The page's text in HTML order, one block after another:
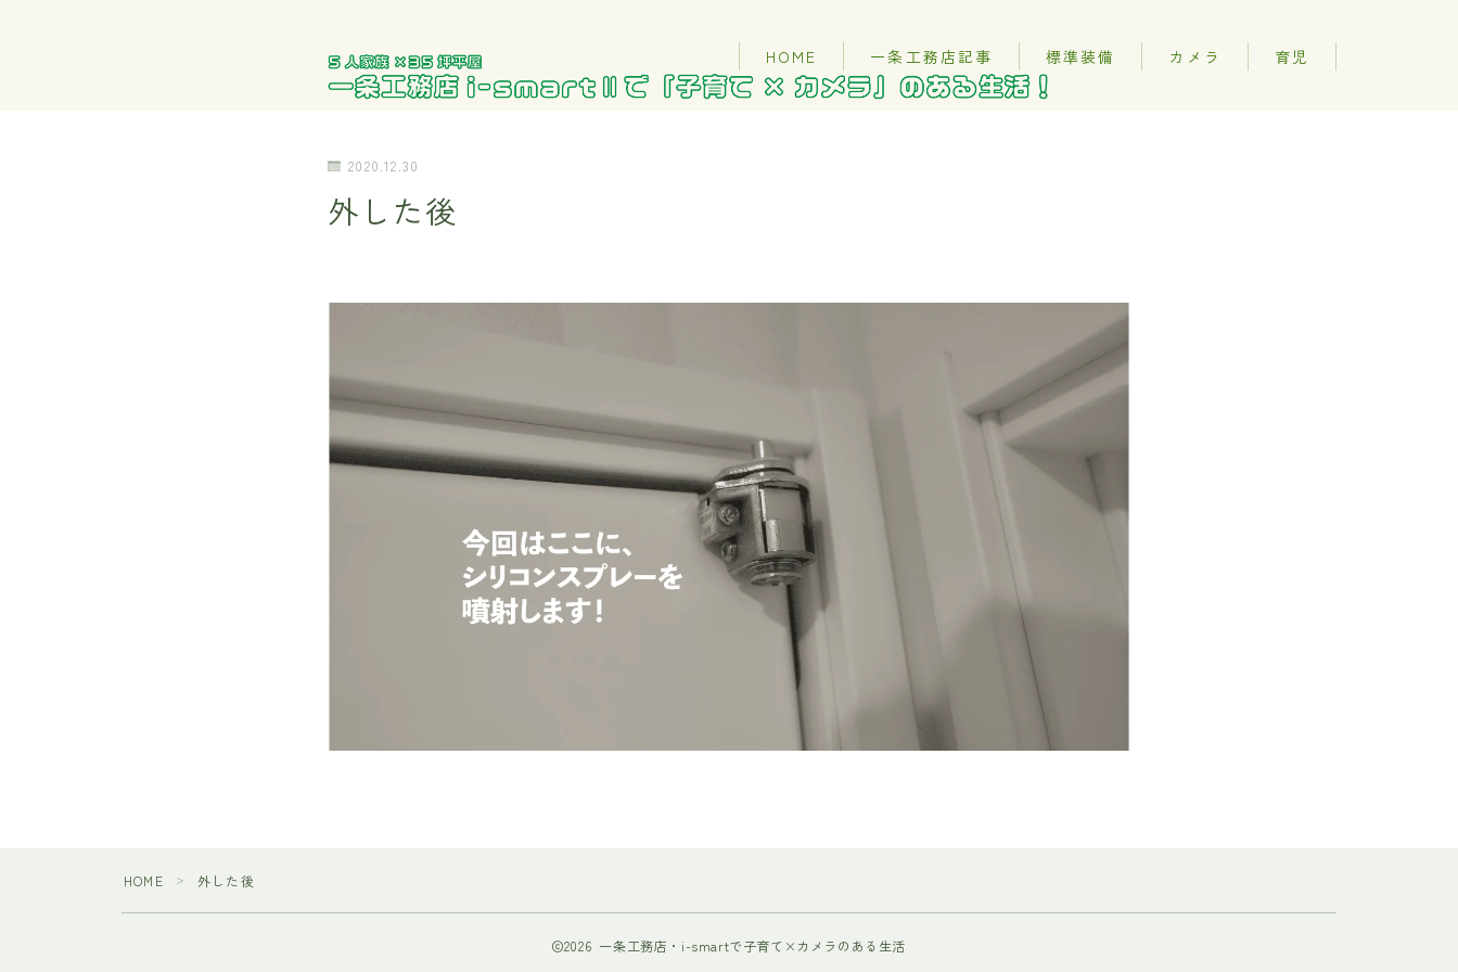
HOME 一条工務店記事 標準装備 カメラ 育児
2020.12.30
外した後
HOME ＞ 外した後
2026 一条工務店・i-smartで子育て×カメラのある生活